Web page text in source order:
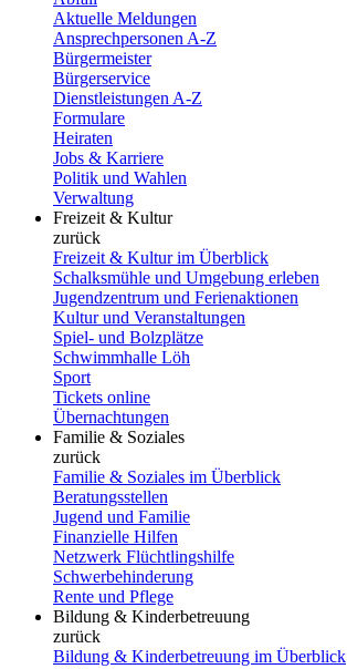
Aktuelle Meldungen
Ansprechpersonen A-Z
Bürgermeister
Bürgerservice
Dienstleistungen A-Z
Formulare
Heiraten
Jobs & Karriere
Politik und Wahlen
Verwaltung
Freizeit & Kultur
zurück
Freizeit & Kultur im Überblick
Schalksmühle und Umgebung erleben
Jugendzentrum und Ferienaktionen
Kultur und Veranstaltungen
Spiel- und Bolzplätze
Schwimmhalle Löh
Sport
Tickets online
Übernachtungen
Familie & Soziales
zurück
Familie & Soziales im Überblick
Beratungsstellen
Jugend und Familie
Finanzielle Hilfen
Netzwerk Flüchtlingshilfe
Schwerbehinderung
Rente und Pflege
Bildung & Kinderbetreuung
zurück
Bildung & Kinderbetreuung im Überblick